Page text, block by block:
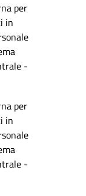
per
in
-
per
in
-